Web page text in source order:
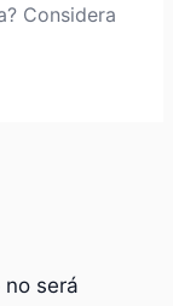
Considera
será